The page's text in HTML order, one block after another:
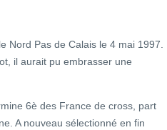
Nord Pas de Calais le 4 mai 1997.
il aurait pu embrasser une
6è des France de cross, part
A nouveau sélectionné en fin